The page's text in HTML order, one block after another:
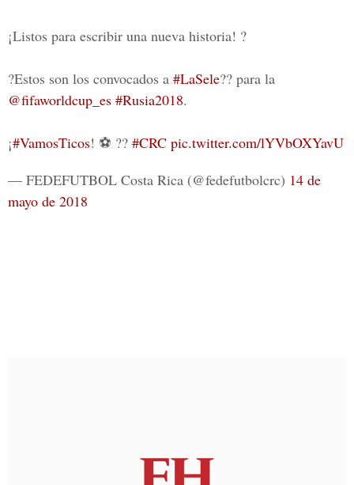
¡Listos para escribir una nueva historia! ?
?Estos son los convocados a #LaSele?? para la
@fifaworldcup_es #Rusia2018.
¡#VamosTicos! ⚽️ ?? #CRC pic.twitter.com/lYVbOXYavU
— FEDEFUTBOL Costa Rica (@fedefutbolcrc) 14 de
mayo de 2018